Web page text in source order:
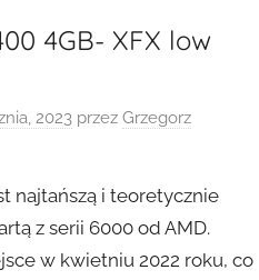
4GB- XFX low
2023 przezGrzegorz
najtańszą i teoretycznie
z serii 6000 od AMD.
w kwietniu 2022 roku, co